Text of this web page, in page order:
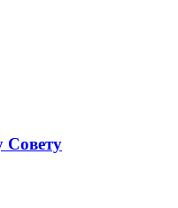
Совету